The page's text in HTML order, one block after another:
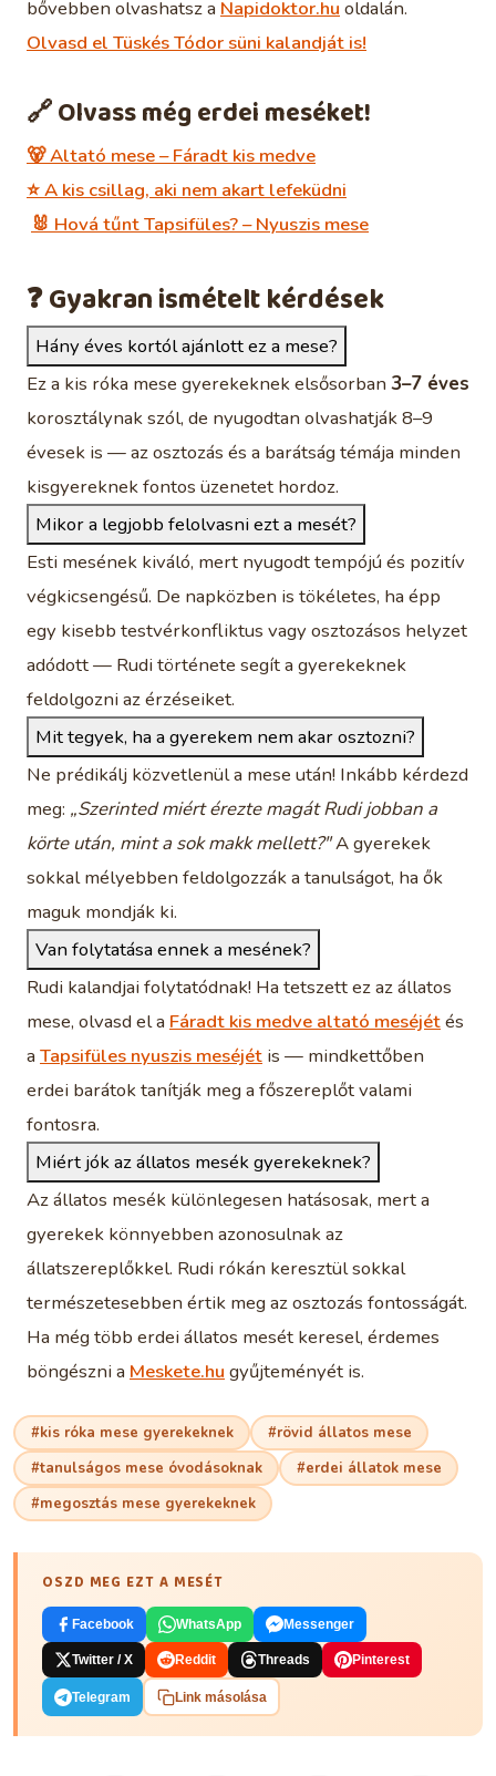
bővebben olvashatsz a Napidoktor.hu oldalán.
Olvasd el Tüskés Tódor süni kalandját is!
🔗 Olvass még erdei meséket!
🐻Altató mese – Fáradt kis medve
⭐A kis csillag, aki nem akart lefeküdni
🐰 Hová tűnt Tapsifüles? – Nyuszis mese
❓ Gyakran ismételt kérdések
Hány éves kortól ajánlott ez a mese?
Ez a kis róka mese gyerekeknek elsősorban 3–7 éves
korosztálynak szól, de nyugodtan olvashatják 8–9
évesek is — az osztozás és a barátság témája minden
kisgyereknek fontos üzenetet hordoz.
Mikor a legjobb felolvasni ezt a mesét?
Esti mesének kiváló, mert nyugodt tempójú és pozitív
végkicsengésű. De napközben is tökéletes, ha épp
egy kisebb testvérkonfliktus vagy osztozásos helyzet
adódott — Rudi története segít a gyerekeknek
feldolgozni az érzéseiket.
Mit tegyek, ha a gyerekem nem akar osztozni?
Ne prédikálj közvetlenül a mese után! Inkább kérdezd
meg: „Szerinted miért érezte magát Rudi jobban a
körte után, mint a sok makk mellett?"A gyerekek
sokkal mélyebben feldolgozzák a tanulságot, ha ők
maguk mondják ki.
Van folytatása ennek a mesének?
Rudi kalandjai folytatódnak! Ha tetszett ez az állatos
mese, olvasd el a Fáradt kis medve altató meséjétés
a Tapsifüles nyuszis meséjét is — mindkettőben
erdei barátok tanítják meg a főszereplőt valami
fontosra.
Miért jók az állatos mesék gyerekeknek?
Az állatos mesék különlegesen hatásosak, mert a
gyerekek könnyebben azonosulnak az
állatszereplőkkel. Rudi rókán keresztül sokkal
természetesebben értik meg az osztozás fontosságát.
Ha még több erdei állatos mesét keresel, érdemes
böngészni a Meskete.hu gyűjteményét is.
#kis róka mese gyerekeknek
#rövid állatos mese
#tanulságos mese óvodásoknak
#erdei állatok mese
#megosztás mese gyerekeknek
OSZD MEG EZT A MESÉT
Facebook WhatsApp Messenger
Twitter / X Reddit Threads Pinterest
Telegram Link másolása